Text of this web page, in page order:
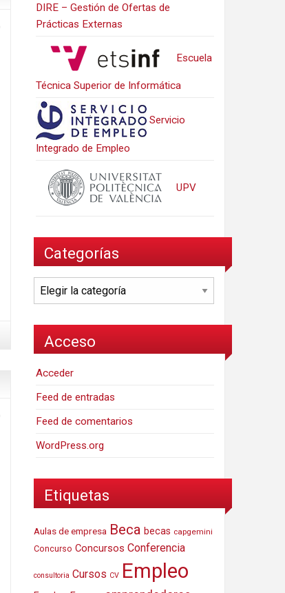
DIRE – Gestión de Ofertas de
Prácticas Externas
Escuela
Técnica Superior de Informática
Servicio
Integrado de Empleo
UPV
Categorías
Categorías
Acceso
Acceder
Feed de entradas
Feed de comentarios
WordPress.org
Etiquetas
Aulas de empresa Beca becas capgemini
Concurso Concursos Conferencia
consultoria Cursos CV Empleo